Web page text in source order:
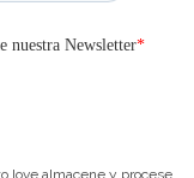
almacene y procese